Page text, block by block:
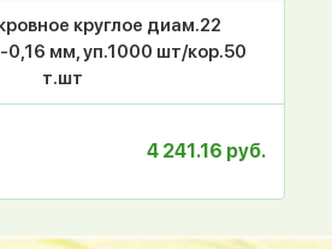
круглое диам.22
мм, уп.1000 шт/кор.50
т.шт
4 241.16 руб.